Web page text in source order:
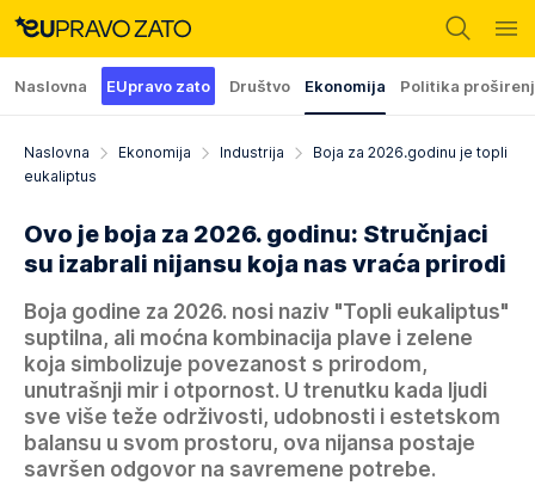
Naslovna EUpravo zato Društvo Ekonomija Politika
Naslovna Ekonomija Industrija
Boja za 2026.godinu je topli
eukaliptus
Ovo je boja za 2026. godinu: Stručnjaci
su izabrali nijansu koja nas vraća prirodi
Boja godine za 2026. nosi naziv "Topli eukaliptus"
suptilna, ali moćna kombinacija plave i zelene
koja simbolizuje povezanost s prirodom,
unutrašnji mir i otpornost. U trenutku kada ljudi
sve više teže održivosti, udobnosti i estetskom
balansu u svom prostoru, ova nijansa postaje
savršen odgovor na savremene potrebe.